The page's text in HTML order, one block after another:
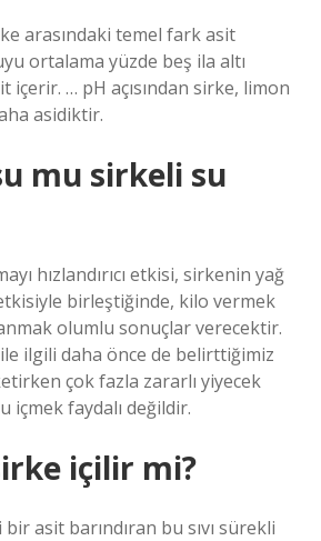
arasındaki temel fark asit
ortalama yüzde beş ila altı
içerir. … pH açısından sirke, limon
asidiktir.
mu sirkeli su
hızlandırıcı etkisi, sirkenin yağ
etkisiyle birleştiğinde, kilo vermek
olumlu sonuçlar verecektir.
ilgili daha önce de belirttiğimiz
çok fazla zararlı yiyecek
içmek faydalı değildir.
içilir mi?
asit barındıran bu sıvı sürekli